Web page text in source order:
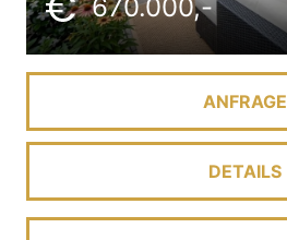
670.000,-
ANFRAGE
DETAILS